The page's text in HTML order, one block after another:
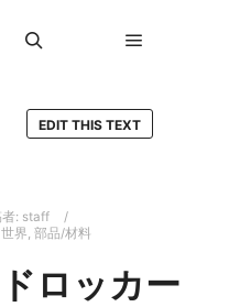
EDIT THIS TEXT
: staff
世界, 部品/材料
ロッカー